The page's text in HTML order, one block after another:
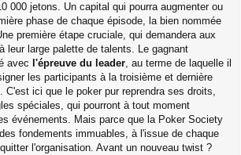
000 jetons. Un capital qui pourra augmenter ou
phase de chaque épisode, la bien nommée
première étape cruciale, qui demandera aux
leur large palette de talents. Le gagnant
avec l'épreuve du leader, au terme de laquelle il
les participants à la troisième et dernière
. C'est ici que le poker pur reprendra ses droits,
spéciales, qui pourront à tout moment
événements. Mais parce que la Poker Society
fondements immuables, à l'issue de chaque
l'organisation. Avant un nouveau twist ?